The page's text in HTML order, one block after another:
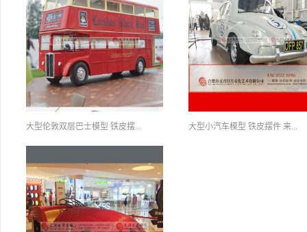
大型伦敦双层巴士模型 铁皮摆... 大型小汽车模型 铁皮摆件 来...